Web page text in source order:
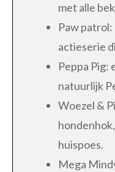
met alle
Paw
actieserie
Peppa Pig:
natuurlijk
Woezel &
huispoes.
Mega